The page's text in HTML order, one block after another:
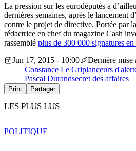
La pression sur les eurodéputés a
dernières semaines, après le lancement
contre le projet de directive. Portée par
rédactrice en chef du magazine Cash
rassemblé plus de 300 000 signatures
Jun 17, 2015 - 10:00
Dernière mise
Constance Le Griplanceurs
Pascal Durandsecret des affaires
Print Partager
LES PLUS LUS
POLITIQUE